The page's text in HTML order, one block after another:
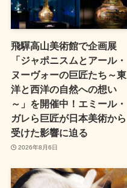
飛驒高山美術館で企画展
「ジャポニスムとアール・
ヌーヴォーの巨匠たち～東
洋と西洋の自然への想い
～」を開催中！エミール・
ガレら巨匠が日本美術から
受けた影響に迫る
2026年8月6日